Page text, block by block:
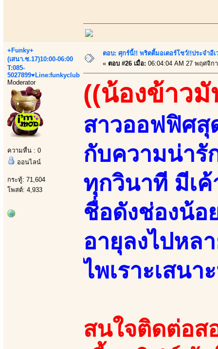
+Funky+
(เสนา.ซ.17)10:00-06:00
T:085-
5027899♥Line:funkyclub
Moderator
ความหื่น : 0
ออนไลน์
กระทู้: 71,604
โพสต์: 4,933
ตอบ: ศุกร์นี้!! พริตตี้มอเตอร์โชว์!!ประจำอี
« ตอบ #26 เมื่อ: 06:04:04 AM 27 พฤศจิก
((น้องข้าวมั
สาวออฟฟิศสุ
กับความน่ารั
ทุกวินาที มีเ
ชื่อดังช่องน้อ
อายุลงไปหล
ไพเราะเสนา
สนใจติดต่อส